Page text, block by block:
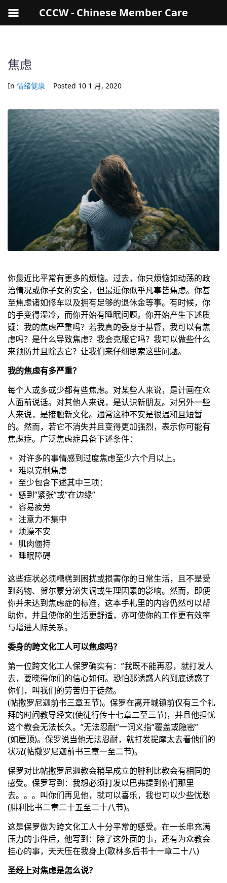
焦虑
In 情绪健康 Posted 10 1 月, 2020
你最近比平常有更多的烦恼。过去，你只烦恼如动荡的政
治情况或你子女的安全，但最近你似乎凡事皆焦虑。你甚
至焦虑诸如修车以及拥有足够的退休金等事。有时候，你
的手变得湿冷，而你开始有睡眠问题。你开始产生下述质
疑：我的焦虑严重吗？若我真的委身于基督，我可以有焦
虑吗？是什么导致焦虑？我会克服它吗？我可以做些什么
来预防并且除去它？让我们来仔细思索这些问题。
我的焦虑有多严重？
每个人或多或少都有些焦虑。对某些人来说，是计画在众
人面前说话。对其他人来说，是认识新朋友。对另外一些
人来说，是接触新文化。通常这种不安是很温和且短暂
的。然而，若它不消失并且变得更加强烈，表示你可能有
焦虑症。广泛焦虑症具备下述条件：
对许多的事情感到过度焦虑至少六个月以上。
难以克制焦虑
至少包含下述其中三项：
感到”紧张”或”在边缘”
容易疲劳
注意力不集中
烦躁不安
肌肉僵持
睡眠障碍
这些症状必须糟糕到困扰或损害你的日常生活，且不是受
到药物、贺尔蒙分泌失调或生理因素的影响。然而，即便
你并未达到焦虑症的标准，这本手札里的内容仍然可以帮
助你，并且使你的生活更舒适，亦可使你的工作更有效率
与增进人际关系。
委身的跨文化工人可以焦虑吗？
第一位跨文化工人保罗确实有：”我既不能再忍，就打发人
去，要晓得你们的信心如何。恐怕那诱惑人的到底诱惑了
你们，叫我们的劳苦归于徒然。
(帖撒罗尼迦前书三章五节)。保罗在离开城镇前仅有三个礼
拜的时间教导经文(使徒行传十七章二至三节)，并且他担忧
这个教会无法长久。”无法忍耐”一词义指”覆盖或隐密”
(如屋顶)。保罗说当他无法忍耐，就打发提摩太去看他们的
状况(帖撒罗尼迦前书三章一至二节)。
保罗对比帖撒罗尼迦教会稍早成立的腓利比教会有相同的
感受。保罗写到：我想必须打发以巴弗提到你们那里
去。。。叫你们再见他，就可以喜乐，我也可以少些忧愁
(腓利比书二章二十五至二十八节)。
这是保罗做为跨文化工人十分平常的感受。在一长串充满
压力的事件后，他写到：除了这外面的事，还有为众教会
挂心的事，天天压在我身上(歌林多后书十一章二十八)
圣经上对焦虑是怎么说？
CCCW - Chinese Member Care